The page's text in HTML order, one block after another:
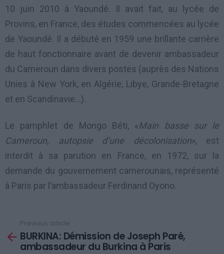
10 juin 2010 à Yaoundé. Il avait fait, au lycée de
Provins, en France, des études commencées au lycée
de Yaoundé. Il a débuté en 1959 une brillante carrière
de haut fonctionnaire avant de devenir ambassadeur
du Cameroun dans divers postes (auprès des Nations
Unies à New York, en Algérie, Libye, Grande-Bretagne
et en Scandinavie…).
Le pamphlet de Mongo Béti, «Main basse sur le
Cameroun, autopsie d’une décolonisation», est
interdit à sa parution en France, en 1972, sur la
demande du gouvernement camerounais, représenté
à Paris par l’ambassadeur Ferdinand Oyono.
more
Previous article
BURKINA: Démission de Joseph Paré,
ambassadeur du Burkina à Paris